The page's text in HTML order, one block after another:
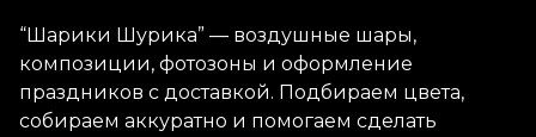
“Шарики Шурика” — воздушные шары,
композиции, фотозоны и оформление
праздников с доставкой. Подбираем цвета,
собираем аккуратно и помогаем сделать